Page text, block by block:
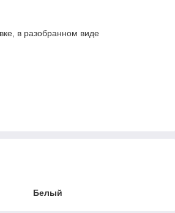
в разобранном виде
Белый